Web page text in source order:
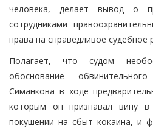
человека, делает вывод о
сотрудниками
права на справедливое судебное
Полагает, что судом
обоснование
Симанкова в ходе
которым он признавал вину
покушении на сбыт кокаина, и